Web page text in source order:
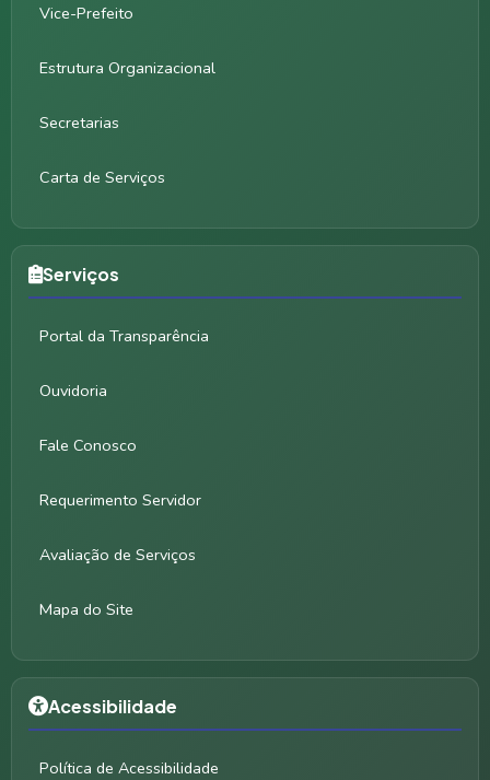
Vice-Prefeito
Estrutura Organizacional
Secretarias
Carta de Serviços
Serviços
Portal da Transparência
Ouvidoria
Fale Conosco
Requerimento Servidor
Avaliação de Serviços
Mapa do Site
Acessibilidade
Política de Acessibilidade